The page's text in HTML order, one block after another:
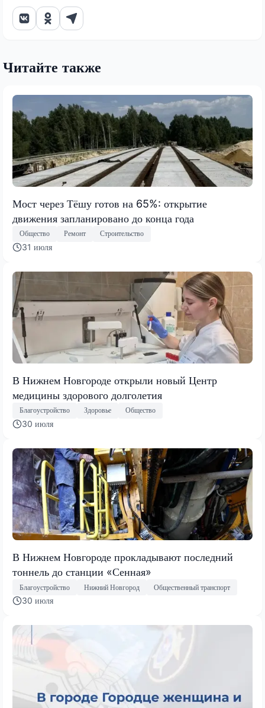
Читайте также
Мост через Тёшу готов на 65%: открытие
движения запланировано до конца года
Общество Ремонт Строительство
31 июля
В Нижнем Новгороде открыли новый Центр
медицины здорового долголетия
Благоустройство Здоровье Общество
30 июля
В Нижнем Новгороде прокладывают последний
тоннель до станции «Сенная»
Благоустройство Нижний Новгород Общественный транспорт
30 июля